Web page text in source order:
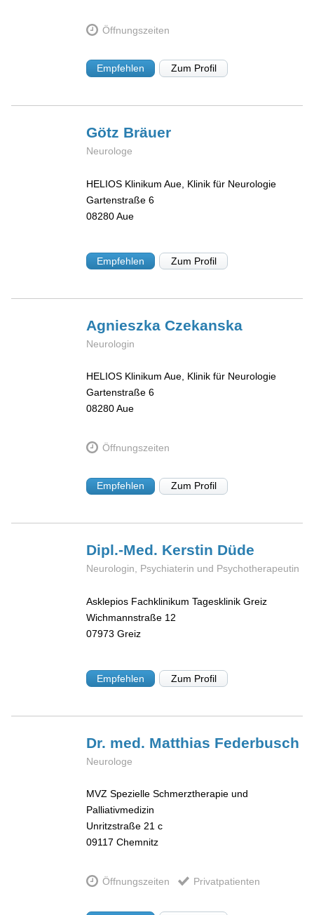
Öffnungszeiten
Empfehlen Zum Profil
Götz Bräuer
Neurologe
HELIOS Klinikum Aue, Klinik für Neurologie
Gartenstraße 6
08280Aue
Empfehlen Zum Profil
AgnieszkaCzekanska
Neurologin
HELIOS Klinikum Aue, Klinik für Neurologie
Gartenstraße 6
08280Aue
Öffnungszeiten
Empfehlen Zum Profil
Dipl.-Med. Kerstin Düde
Neurologin, Psychiaterin und Psychotherapeutin
Asklepios Fachklinikum Tagesklinik Greiz
Wichmannstraße 12
07973 Greiz
Empfehlen Zum Profil
Dr. med. Matthias Federbusch
Neurologe
MVZ Spezielle Schmerztherapie und
Palliativmedizin
Unritzstraße 21 c
09117 Chemnitz
Öffnungszeiten Privatpatienten